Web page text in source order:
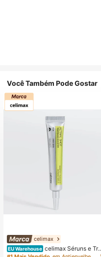
Você Também Pode Gostar
celimax
EU Warehouse celimax Séruns e
amento Facial